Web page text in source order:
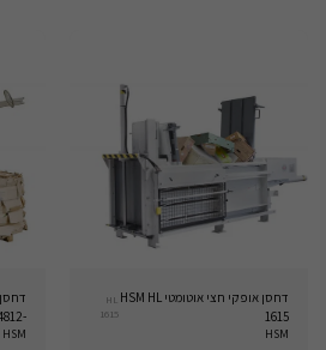
דחסן אופקי חצי אוטומטי HSM HL
1615
HL
1615
HSM
-HSM HL 4812
HSM